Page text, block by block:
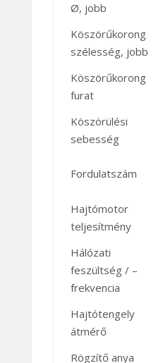
Ø, jobb
Köszörűkorong
szélesség, jobb
Köszörűkorong
furat
Köszörülési
sebesség
Fordulatszám
Hajtómotor
teljesítmény
Hálózati
feszültség / –
frekvencia
Hajtótengely
átmérő
Rögzítő anya